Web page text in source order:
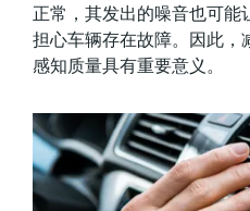
正常，其发出的噪音也可
担心车辆存在故障。因此，
感知质量具有重要意义。